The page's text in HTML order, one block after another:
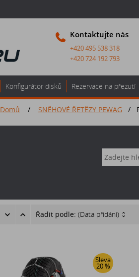
Kontaktujte nás
+420 495 538 318
+420 724 192 793
Konfigurátor disků Rezervace na přezutí
Domů / SNĚHOVÉ ŘETĚZY PEWAG /
Řadit podle: (Data přidání)
Sleva
20 %